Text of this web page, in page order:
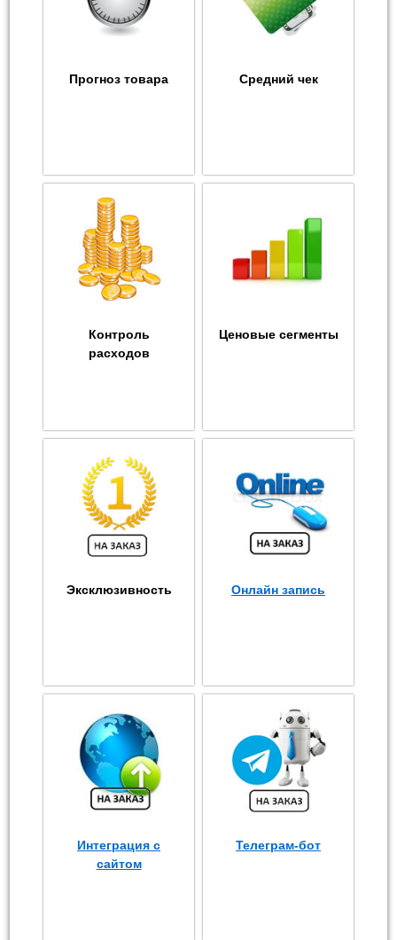
Прогноз товара Средний чек
Контроль
расходов
Ценовые сегменты
Эксклюзивность Онлайн запись
Интеграция с
сайтом
Телеграм-бот